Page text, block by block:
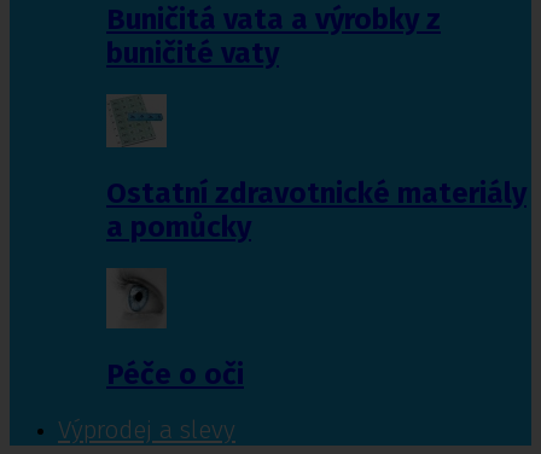
Buničitá vata a výrobky z
buničité vaty
Ostatní zdravotnické materiály
a pomůcky
Péče o oči
Výprodej a slevy